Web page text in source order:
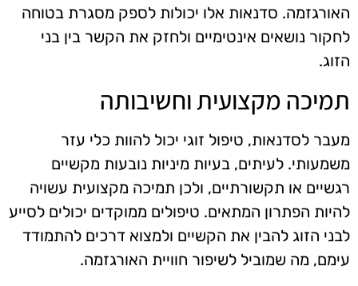
האורגזמה. סדנאות אלו יכולות לספק מסגרת בטוחה
לחקור נושאים אינטימיים ולחזק את הקשר בין בני
הזוג.
תמיכה מקצועית וחשיבותה
מעבר לסדנאות, טיפול זוגי יכול להוות כלי עזר
משמעותי. לעיתים, בעיות מיניות נובעות מקשיים
רגשיים או תקשורתיים, ולכן תמיכה מקצועית עשויה
להיות הפתרון המתאים. טיפולים ממוקדים יכולים לסייע
לבני הזוג להבין את הקשיים ולמצוא דרכים להתמודד
עימם, מה שמוביל לשיפור חוויית האורגזמה.